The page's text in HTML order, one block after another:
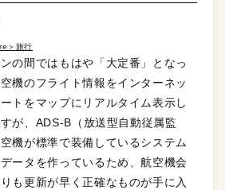
＞旅行
の間ではもはや「大定番」となっ
機のフライト情報をインターネッ
トをマップにリアルタイム表示し
が、ADS-B（放送型自動従属監
機が標準で装備しているシステム
ータを作っているため、航空機会
も更新が早く正確なものが手に入